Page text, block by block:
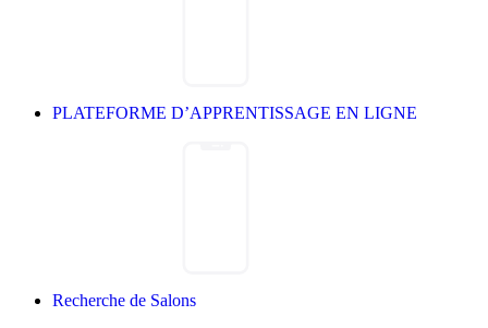
PLATEFORME D’APPRENTISSAGE EN LIGNE
Recherche de Salons